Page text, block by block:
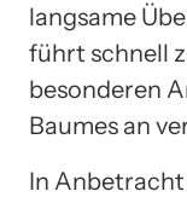
langsame
führt schnell
besonderen
Baumes an
In